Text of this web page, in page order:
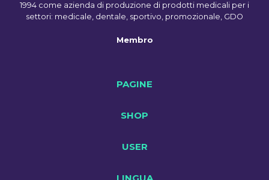
1994 come azienda di produzione di prodotti medicali per i
settori: medicale, dentale, sportivo, promozionale, GDO
Membro
PAGINE
SHOP
USER